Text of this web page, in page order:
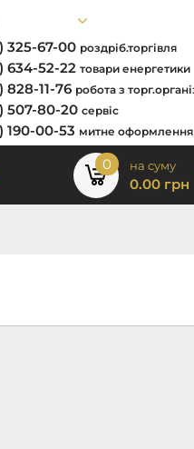
325-67-00 роздріб.торгівля
634-52-22 товари енергетики
828-11-76 робота з
507-80-20 сервіс
190-00-53 митне оформлення
0 на суму
0.00 грн